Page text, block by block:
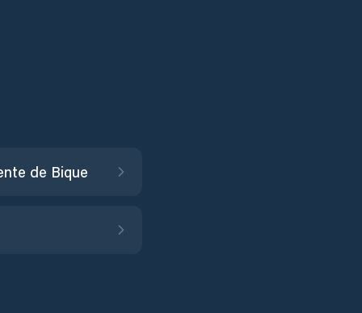
de Bique